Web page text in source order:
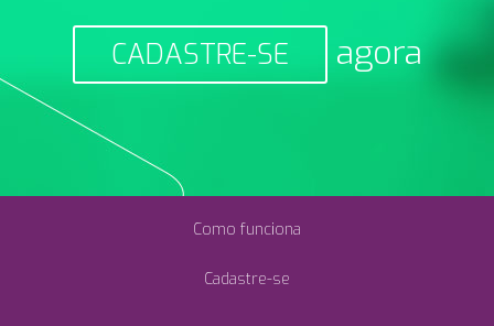
CADASTRE-SE agora
Como funciona
Cadastre-se